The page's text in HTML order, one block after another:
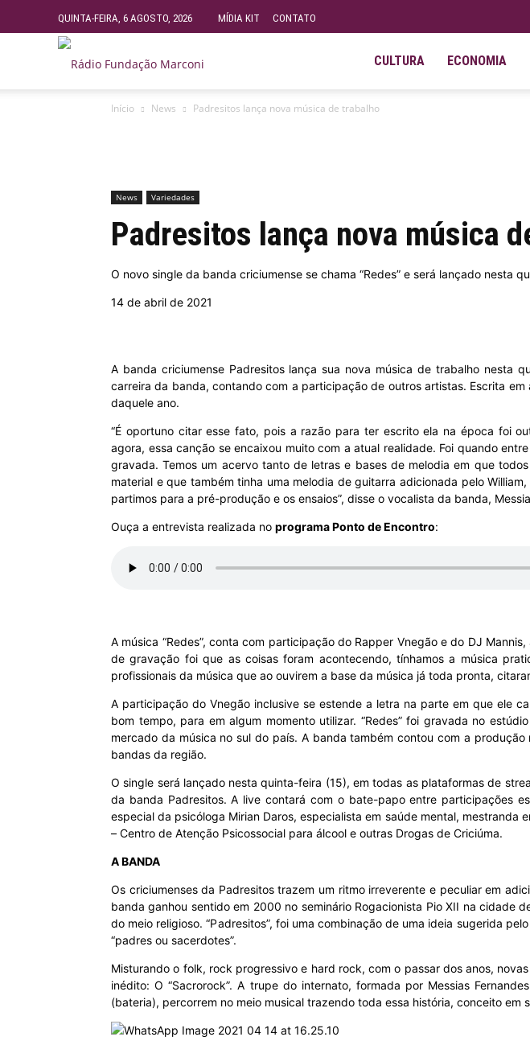
QUINTA-FEIRA, 6 AGOSTO, 2026 MÍDIA KIT CONTATO
Fundação
–
MHZ
CULTURA ECONOMIA
Início News Padresitos lança nova música de trabalho
News Variedades
Padresitos lança nova música
O novo single da banda criciumense se chama “Redes” e será lançado nesta
14 de abril de 2021
A banda criciumense Padresitos lança sua nova música de trabalho nesta
carreira da banda, contando com a participação de outros artistas. Escrita
daquele ano.
“É oportuno citar esse fato, pois a razão para ter escrito ela na época foi
agora, essa canção se encaixou muito com a atual realidade. Foi quando
gravada. Temos um acervo tanto de letras e bases de melodia em que
material e que também tinha uma melodia de guitarra adicionada pelo
partimos para a pré-produção e os ensaios”, disse o vocalista da banda,
Ouça a entrevista realizada no programa Ponto de Encontro:
A música “Redes”, conta com participação do Rapper Vnegão e do DJ
de gravação foi que as coisas foram acontecendo, tínhamos a música
profissionais da música que ao ouvirem a base da música já toda pronta,
A participação do Vnegão inclusive se estende a letra na parte em que ele
bom tempo, para em algum momento utilizar. “Redes” foi gravada no
mercado da música no sul do país. A banda também contou com a
bandas da região.
O single será lançado nesta quinta-feira (15), em todas as plataformas de
da banda Padresitos. A live contará com o bate-papo entre participações
especial da psicóloga Mirian Daros, especialista em saúde mental, mestranda
– Centro de Atenção Psicossocial para álcool e outras Drogas de Criciúma.
A BANDA
Os criciumenses da Padresitos trazem um ritmo irreverente e peculiar em
banda ganhou sentido em 2000 no seminário Rogacionista Pio XII na cidade
do meio religioso. “Padresitos”, foi uma combinação de uma ideia sugerida
“padres ou sacerdotes”.
Misturando o folk, rock progressivo e hard rock, com o passar dos anos,
inédito: O “Sacrorock”. A trupe do internato, formada por Messias
(bateria), percorrem no meio musical trazendo toda essa história, conceito em